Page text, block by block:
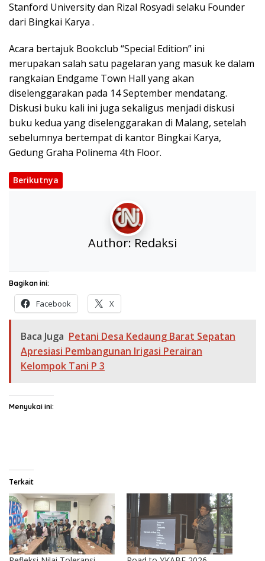
Stanford University dan Rizal Rosyadi selaku Founder
dari Bingkai Karya .
Acara bertajuk Bookclub “Special Edition” ini
merupakan salah satu pagelaran yang masuk ke dalam
rangkaian Endgame Town Hall yang akan
diselenggarakan pada 14 September mendatang.
Diskusi buku kali ini juga sekaligus menjadi diskusi
buku kedua yang diselenggarakan di Malang, setelah
sebelumnya bertempat di kantor Bingkai Karya,
Gedung Graha Polinema 4th Floor.
Berikutnya
Author:Redaksi
Bagikan ini:
Facebook X
Baca Juga Petani Desa Kedaung Barat Sepatan
Apresiasi Pembangunan Irigasi Perairan
Kelompok Tani P 3
Menyukai ini:
Terkait